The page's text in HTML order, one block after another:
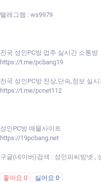
텔레그램 : ws9979
전국 성인PC방 업주 실시간 소통방
https://t.me/pcbang19
전국 성인PC방 진상,단속,정보 실시
https://t.me/pcnet112
성인PC방 매물사이트
https://19pcbang.net
구글(네이버)검색 : 성인피씨방넷 ,
좋아요 0 싫어요 0